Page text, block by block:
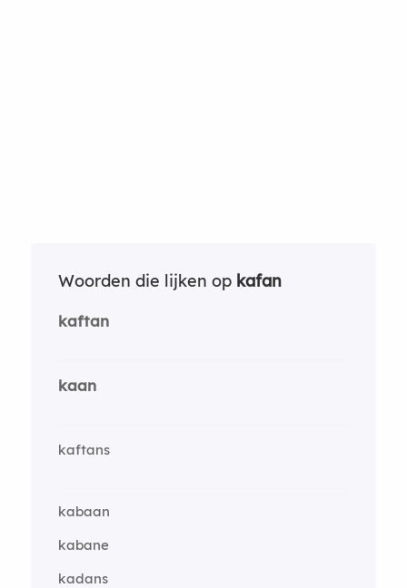
Woorden die lijken op kafan
kaftan
kaan
kaftans
kabaan
kabane
kadans